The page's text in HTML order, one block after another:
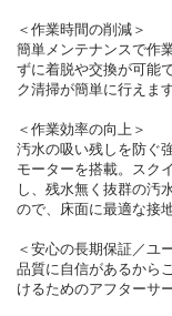
＜作業時間の削減＞
簡単メンテナンスで作
ずに着脱や交換が可能
ク清掃が簡単に行えます
＜作業効率の向上＞
汚水の吸い残しを防ぐ
モーターを搭載。スク
し、残水無く抜群の汚
ので、床面に最適な接
＜安心の長期保証／ユ
品質に自信があるから
けるためのアフターサ